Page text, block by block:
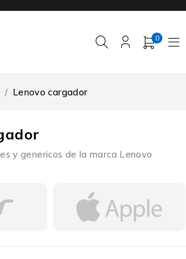
0
/ Lenovo cargador
y genericos de la marca Lenovo